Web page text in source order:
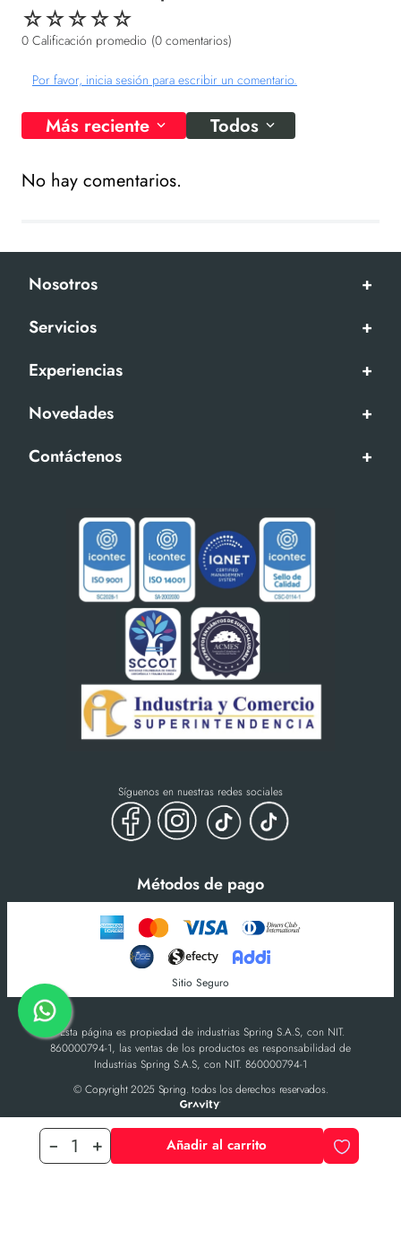
＋
－ Añadir al carrito
☆☆☆☆☆
0 Calificación promedio (0 comentarios)
Por favor, inicia sesión para escribir un comentario.
Más reciente Todos
No hay comentarios.
Nosotros
+
Servicios
+
Experiencias
+
Novedades
+
Contáctenos
+
Síguenos en nuestras redes sociales
Métodos de pago
Sitio Seguro
-Esta página es propiedad de industrias Spring S.A.S, con NIT.
860000794-1, las ventas de los productos es responsabilidad de
Industrias Spring S.A.S, con NIT. 860000794-1
© Copyright 2025 Spring. todos los derechos reservados.